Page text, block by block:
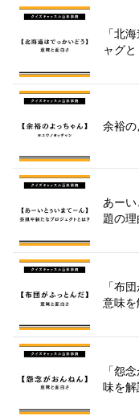
「北
ャグ
余裕
あー
題の理
「布
意味
「怨
味を